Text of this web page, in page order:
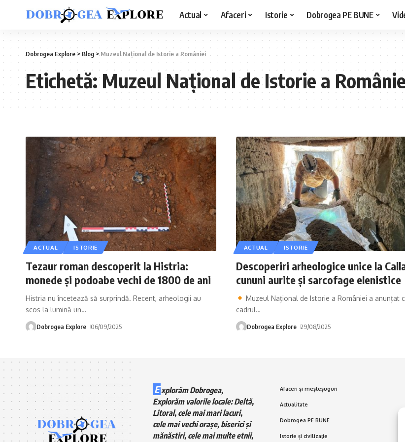
Actual Afaceri Istorie Dobrogea PE BUNE
Dobrogea Explore> Blog >Muzeul Național de Istorie a României
Etichetă:Muzeul Național de Istorie a
ACTUAL ISTORIE
Tezaur roman descoperit la Histria:
monede și podoabe vechi de 1800 de ani
Histria nu încetează să surprindă. Recent, arheologii au
scos la lumină un…
Dobrogea Explore 06/09/2025
ACTUAL ISTORIE
Descoperiri arheologice unice la
cununi aurite și sarcofage elenistice
Muzeul Național de Istorie a României a anunțat
cadrul…
Dobrogea Explore 29/08/2025
E xplorăm Dobrogea,
Explorăm valorile locale: Deltă,
Litoral, cele mai mari lacuri,
cele mai vechi orașe, biserici și
mănăstiri, cele mai multe etnii,
Afaceri și meșteșuguri
Actualitate
Dobrogea PE BUNE
Istorie și civilizaţie